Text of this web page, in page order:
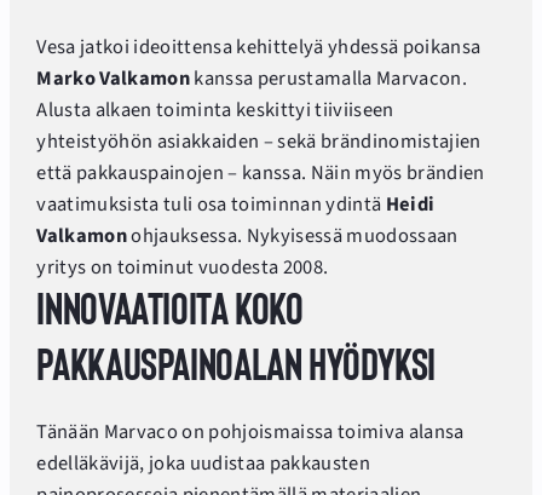
Vesa jatkoi ideoittensa kehittelyä yhdessä poikansa
Marko Valkamonkanssa perustamalla Marvacon.
Alusta alkaen toiminta keskittyi tiiviiseen
yhteistyöhön asiakkaiden – sekä brändinomistajien
että pakkauspainojen – kanssa. Näin myös brändien
vaatimuksista tuli osa toiminnan ydintä Heidi
Valkamonohjauksessa. Nykyisessä muodossaan
yritys on toiminut vuodesta 2008.
Innovaatioita koko
pakkauspainoalan hyödyksi
Tänään Marvaco on pohjoismaissa toimiva alansa
edelläkävijä, joka uudistaa pakkausten